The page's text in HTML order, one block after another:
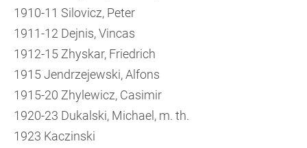
1910-11 Silovicz, Peter
1911-12 Dejnis, Vincas
1912-15 Zhyskar, Friedrich
1915 Jendrzejewski, Alfons
1915-20 Zhylewicz, Casimir
1920-23 Dukalski, Michael, m. th.
1923 Kaczinski